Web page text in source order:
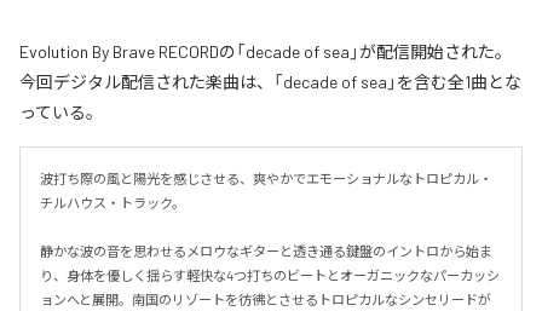
Evolution By Brave RECORDの「decade of sea」が配信開始された。
今回デジタル配信された楽曲は、「decade of sea」を含む全1曲とな
っている。
波打ち際の風と陽光を感じさせる、爽やかでエモーショナルなトロピカル・
チルハウス・トラック。
静かな波の音を思わせるメロウなギターと透き通る鍵盤のイントロから始ま
り、身体を優しく揺らす軽快な4つ打ちのビートとオーガニックなパーカッシ
ョンへと展開。南国のリゾートを彷彿とさせるトロピカルなシンセリードが